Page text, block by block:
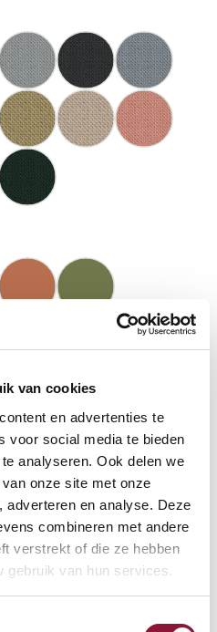
van cookies
en advertenties te
voor social media te bieden
analyseren. Ook delen we
onze site met onze
adverteren en analyse. Deze
combineren met andere
verstrekt of die ze hebben
gebruik van hun services.